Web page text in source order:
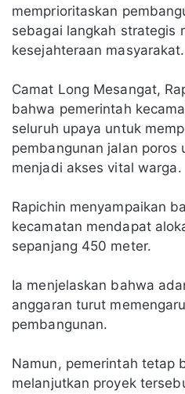
memprioritaskan
sebagai langkah strategis
kesejahteraan masyarakat.
Camat Long Mesangat,
bahwa pemerintah
seluruh upaya untuk
pembangunan jalan poros
menjadi akses vital warga.
Rapichin menyampaikan
kecamatan mendapat
sepanjang 450 meter.
Ia menjelaskan bahwa
anggaran turut
pembangunan.
Namun, pemerintah tetap
melanjutkan proyek